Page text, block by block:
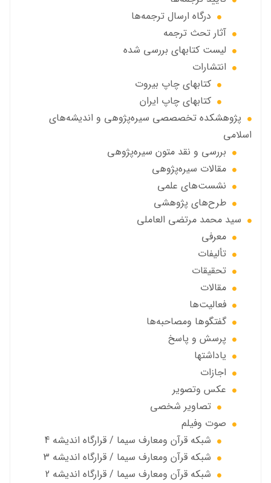
درگاه ارسال ترجمه‌ها
آثار تحث ترجمه
ليست كتابهاي بررسي شده
انتشارات
كتابهاي چاپ بيروت
كتابهاي چاپ ايران
پژوهشكده تخصصصى سیره‌پژوهی و اندیشه‌های
اسلامی
بررسی و نقد متون سیره‌پژوهی
مقالات سيره‌پژوهى
نشست‌های علمی
طرح‌های پژوهشی
سید محمد مرتضی العاملی
معرفی
تألیفات
تحقیقات
مقالات
فعالیت‌ها
گفتگوها ومصاحبه‌ها
پرسش و پاسخ
یاداشتها
اجازات
عكس وتصوير
تصاوير شخصى
صوت وفیلم
شبكه قرآن ومعارف سيما / قرارگاه انديشه 4
شبكه قرآن ومعارف سيما / قرارگاه انديشه 3
شبكه قرآن ومعارف سيما / قرارگاه انديشه 2